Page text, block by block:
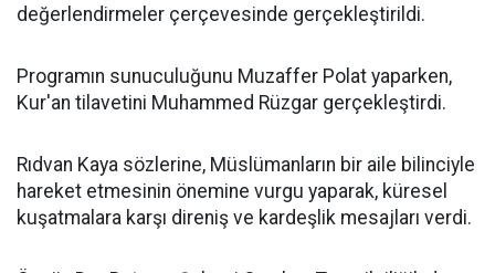
değerlendirmeler çerçevesinde gerçekleştirildi.
Programın sunuculuğunu Muzaffer Polat yaparken,
Kur'an tilavetini Muhammed Rüzgar gerçekleştirdi.
Rıdvan Kaya sözlerine, Müslümanların bir aile bilinciyle
hareket etmesinin önemine vurgu yaparak, küresel
kuşatmalara karşı direniş ve kardeşlik mesajları verdi.